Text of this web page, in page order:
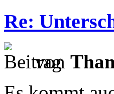
Re:
von